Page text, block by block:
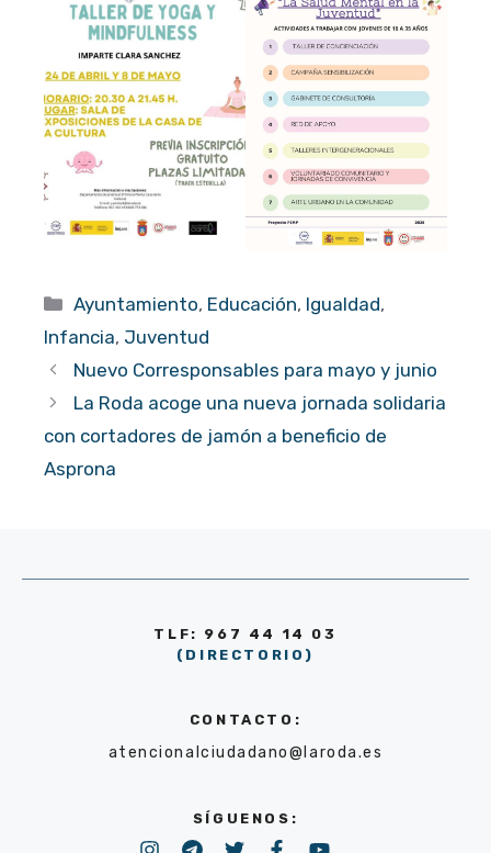
Categorías
Ayuntamiento, Educación, Igualdad,
Infancia, Juventud
Nuevo Corresponsables para mayo y junio
La Roda acoge una nueva jornada solidaria
con cortadores de jamón a beneficio de
Asprona
TLF: 967 44 14 03
(DIRECTORIO)
CONTACTO:
atencionalciudadano@laroda.es
SÍGUENOS: